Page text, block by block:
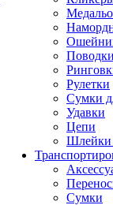
Рулетки
Сумки
Удавки
Цепи
Шлейки
Сумки